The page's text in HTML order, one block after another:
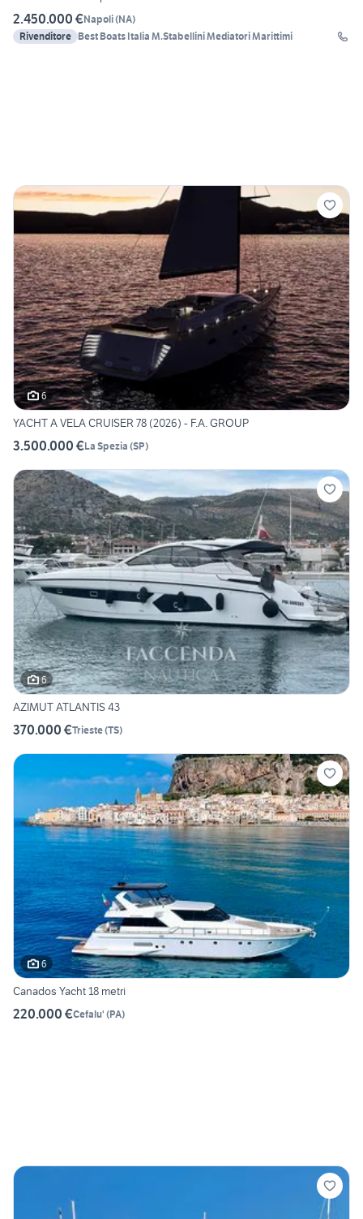
2.450.000 €Napoli(NA)
Rivenditore Best Boats Italia M.Stabellini Mediatori Marittimi
6
YACHT A VELA CRUISER 78 (2026) - F.A. GROUP
3.500.000 €La Spezia (SP)
6
AZIMUT ATLANTIS 43
370.000 €Trieste(TS)
6
Canados Yacht 18 metri
220.000 €Cefalu' (PA)